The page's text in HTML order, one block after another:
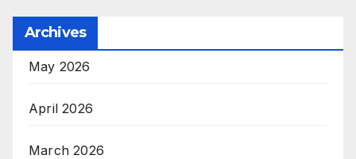
Archives
May 2026
April 2026
March 2026